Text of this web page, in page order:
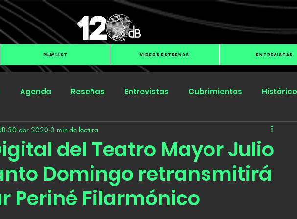
PLAYLIST VIDEOS ESTRENOS ENTREVISTAS
Agenda Reseñas Entrevistas Cubrimientos Histórico
Submit Hub Groover
del Teatro Mayor Julio
Domingo retransmitirá
Periné Filarmónico
30 abr 2020 3 min de lectura